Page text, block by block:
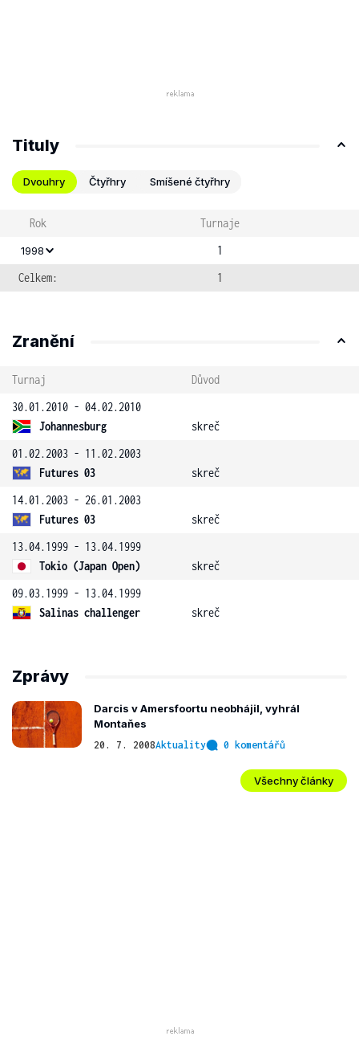
Tituly
Dvouhry Čtyřhry Smíšené čtyřhry
Rok Turnaje
1998
1
Celkem:
1
Zranění
Turnaj
Důvod
30.01.2010 - 04.02.2010
Johannesburg
skreč
01.02.2003 - 11.02.2003
Futures 03
skreč
14.01.2003 - 26.01.2003
Futures 03
skreč
13.04.1999 - 13.04.1999
Tokio (Japan Open)
skreč
09.03.1999 - 13.04.1999
Salinas challenger
skreč
Zprávy
Darcis v Amersfoortu neobhájil, vyhrál
Montaňes
20. 7. 2008Aktuality 0 komentářů
Všechny články